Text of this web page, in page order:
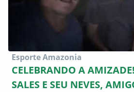
Esporte Amazonia
CELEBRANDO A
SALES E SEU NEVES,